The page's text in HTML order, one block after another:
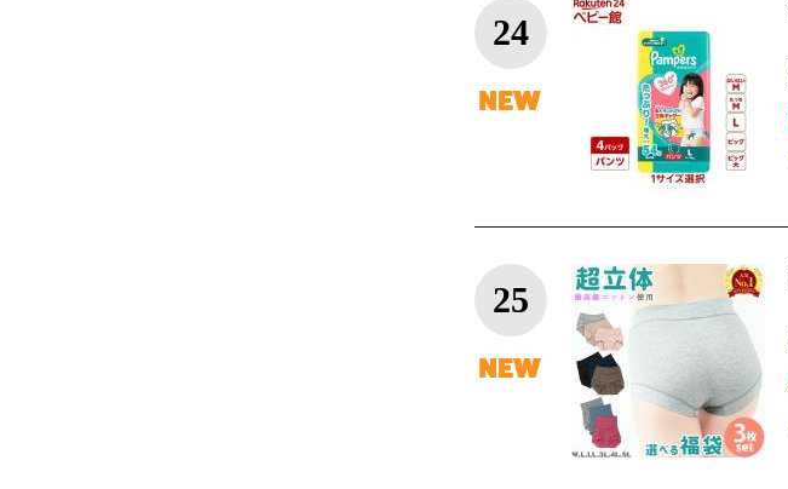
24
25